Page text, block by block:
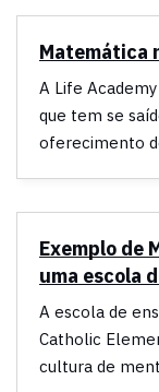
Matemática
A Life
que tem se
oferecimento
Exemplo de
uma escola
A escola de
Catholic
cultura de